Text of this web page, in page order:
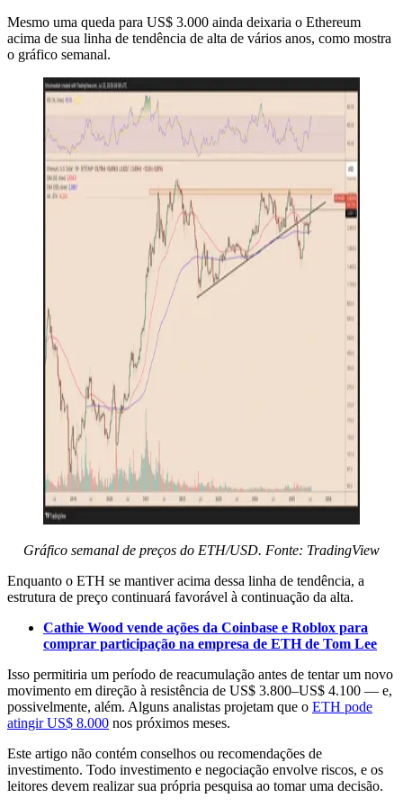
Mesmo uma queda para US$ 3.000 ainda deixaria o Ethereum
acima de sua linha de tendência de alta de vários anos, como mostra
o gráfico semanal.
Gráfico semanal de preços do ETH/USD. Fonte: TradingView
Enquanto o ETH se mantiver acima dessa linha de tendência, a
estrutura de preço continuará favorável à continuação da alta.
Cathie Wood vende ações da Coinbase e Roblox para
comprar participação na empresa de ETH de Tom Lee
Isso permitiria um período de reacumulação antes de tentar um novo
movimento em direção à resistência de US$ 3.800–US$ 4.100 — e,
possivelmente, além. Alguns analistas projetam que o ETH pode
atingir US$ 8.000 nos próximos meses.
Este artigo não contém conselhos ou recomendações de
investimento. Todo investimento e negociação envolve riscos, e os
leitores devem realizar sua própria pesquisa ao tomar uma decisão.